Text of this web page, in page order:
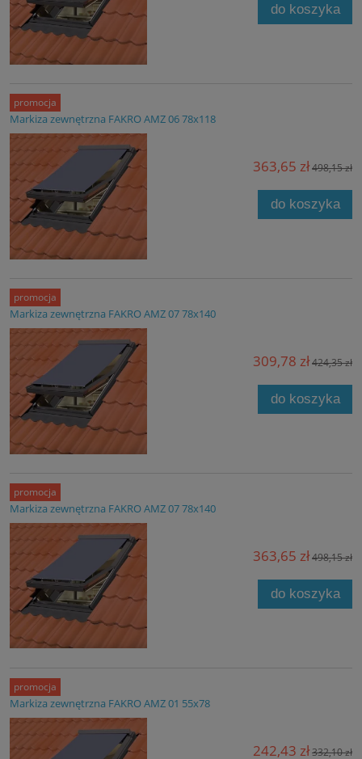
do koszyka
Markiza zewnętrzna FAKRO AMZ 06 78x118
363,65 zł498,15 zł
do koszyka
promocja
Markiza zewnętrzna FAKRO AMZ 07 78x140
309,78 zł424,35 zł
do koszyka
promocja
Markiza zewnętrzna FAKRO AMZ 07 78x140
363,65 zł498,15 zł
do koszyka
promocja
Markiza zewnętrzna FAKRO AMZ 01 55x78
242,43 zł332,10 zł
promocja